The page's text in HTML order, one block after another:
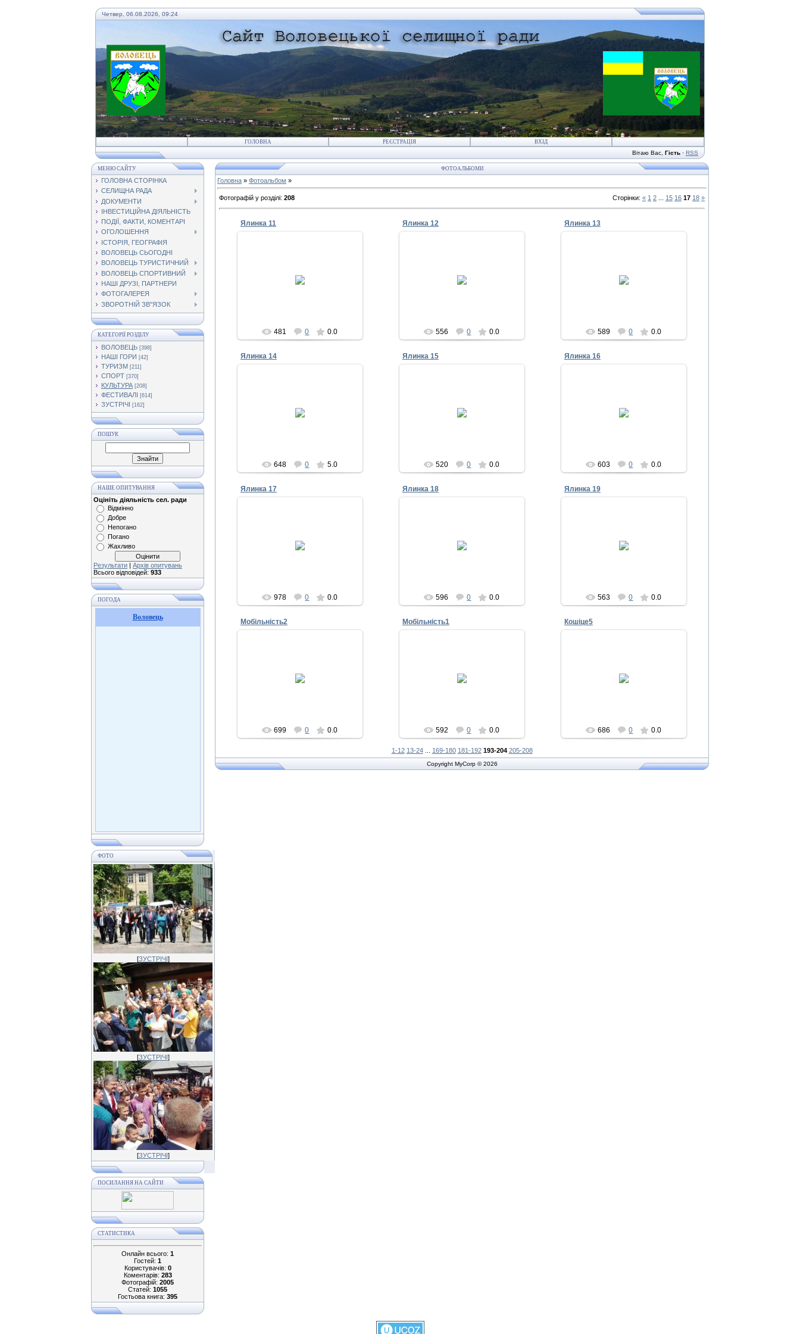
Четвер, 06.08.2026, 09:24
ГОЛОВНА РЕЄСТРАЦІЯ ВХІД
Вітаю Вас Гість · RSS
МЕНЮ САЙТУ
ГОЛОВНА СТОРІНКА
СЕЛИЩНА РАДА
ДОКУМЕНТИ
ІНВЕСТИЦІЙНА ДІЯЛЬНІСТЬ
ПОДІЇ, ФАКТИ, КОМЕНТАРІ
ОГОЛОШЕННЯ
ІСТОРІЯ, ГЕОГРАФІЯ
ВОЛОВЕЦЬ СЬОГОДНІ
ВОЛОВЕЦЬ ТУРИСТИЧНИЙ
ВОЛОВЕЦЬ СПОРТИВНИЙ
НАШІ ДРУЗІ, ПАРТНЕРИ
ФОТОГАЛЕРЕЯ
ЗВОРОТНІЙ ЗВ"ЯЗОК
КАТЕГОРІЇ РОЗДІЛУ
ВОЛОВЕЦЬ [398]
НАШІ ГОРИ [42]
ТУРИЗМ [211]
СПОРТ [370]
КУЛЬТУРА [208]
ФЕСТИВАЛІ [614]
ЗУСТРІЧІ [162]
ПОШУК
НАШЕ ОПИТУВАННЯ
Оцініть діяльність сел. ради
Відмінно
Добре
Непогано
Погано
Жахливо
Результати | Архів опитувань
Всього відповідей: 933
ПОГОДА
Воловець
ФОТО
[ЗУСТРІЧІ]
[ЗУСТРІЧІ]
[ЗУСТРІЧІ]
ПОСИЛАННЯ НА САЙТИ
СТАТИСТИКА
Онлайн всього: 1
Гостей: 1
Користувачів: 0
Коментарів: 283
Фотографій: 2005
Статей: 1055
Гостьова книга: 395
ФОТОАЛЬБОМИ
Головна » Фотоальбом »
Фотографій у розділі: 208 Сторінки: « 1 2 15 16 17 18 »
Ялинка 11
481 0 0.0
Ялинка 12
556 0 0.0
Ялинка 13
589 0 0.0
Ялинка 14
648 0 5.0
Ялинка 15
520 0 0.0
Ялинка 16
603 0 0.0
Ялинка 17
978 0 0.0
Ялинка 18
596 0 0.0
Ялинка 19
563 0 0.0
Мобільність2
699 0 0.0
Мобільність1
592 0 0.0
Кошіце5
686 0 0.0
1-12 13-24 169-180 181-192 193-204 205-208
Copyright MyCorp © 2026